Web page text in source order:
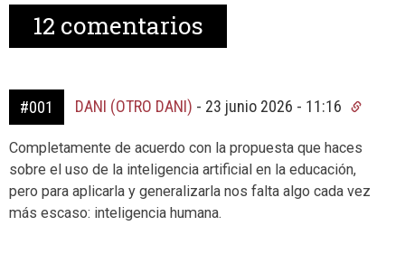
12 comentarios
#001 DANI (OTRO DANI) - 23 junio 2026 - 11:16
Completamente de acuerdo con la propuesta que haces
sobre el uso de la inteligencia artificial en la educación,
pero para aplicarla y generalizarla nos falta algo cada vez
más escaso: inteligencia humana.